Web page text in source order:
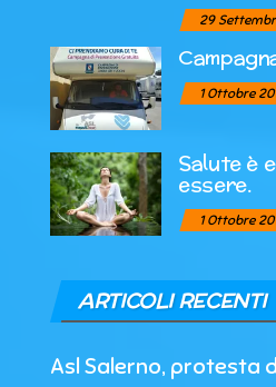
29
1 Ottobre
Salute è
essere.
1 Ottobre
ARTICOLI RECENTI
Asl Salerno, protesta